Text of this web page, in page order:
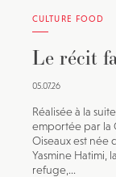
CULTURE FOOD
Le récit
05.07.26
Réalisée à la
emportée par la
Oiseaux est née
Yasmine Hatimi,
refuge,...